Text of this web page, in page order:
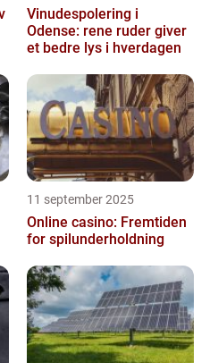
Vinudespolering i
Odense: rene ruder giver
et bedre lys i hverdagen
11 september 2025
Online casino: Fremtiden
for spilunderholdning